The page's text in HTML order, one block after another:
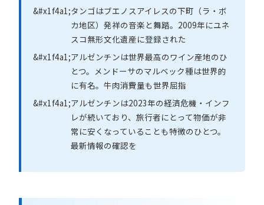
タンゴはブエノスアイレスの下町（ラ・ボ
カ地区）発祥の音楽と舞踏。2009年にユネ
スコ無形文化遺産に登録された
アルゼンチンは世界最高のワイン産地のひ
とつ。メンドーサのマルベック種は世界的
に有名。牛肉消費量も世界屈指
アルゼンチンは2023年の経済危機・インフ
レが続いており、旅行者にとって物価が非
常に安くなっていることも特徴のひとつ。
最新情報の確認を